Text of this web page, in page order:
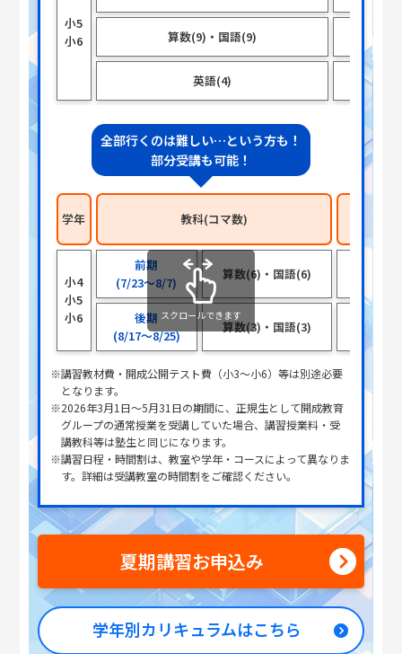
小5
小6
算数(9)・国語(9)
英語(4)
全部行くのは難しい…という方も！
部分受講も可能！
学年 教科(コマ数)
小4
小5
小6
前期
(7/23～8/7)
算数(6)・国語(6)
後期
(8/17～8/25)
算数(3)・国語(3)
スクロールできます
※講習教材費・開成公開テスト費（小3～小6）等は別途必要
となります。
※2026年3月1日～5月31日の期間に、正規生として開成教育
グループの通常授業を受講していた場合、講習授業料・受
講教科等は塾生と同じになります。
※講習日程・時間割は、教室や学年・コースによって異なりま
す。詳細は受講教室の時間割をご確認ください。
夏期講習お申込み
学年別カリキュラムはこちら